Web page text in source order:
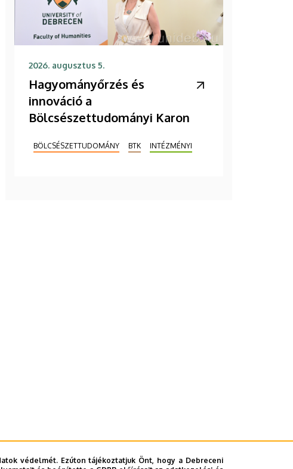
2026. augusztus 5.
Hagyományőrzés és
innováció a
Bölcsészettudományi Karon
BÖLCSÉSZETTUDOMÁNY BTK INTÉZMÉNYI
védelmét. Ezúton tájékoztatjuk Önt, hogy a Debreceni